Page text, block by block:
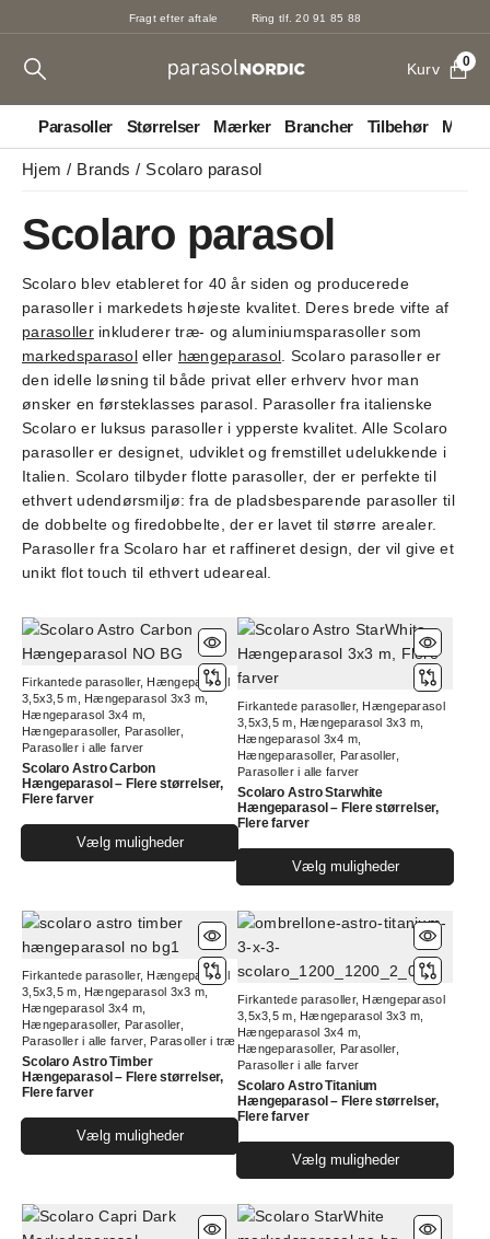
Fragt efter aftale Ring tlf. 20 91 85 88
Kurv 0
Parasoller Størrelser Mærker Brancher Tilbehør
Hjem Brands Scolaro parasol
Scolaro parasol
Scolaro blev etableret for 40 år siden og producerede
parasoller i markedets højeste kvalitet. Deres brede vifte af
parasollerinkluderer træ- og aluminiumsparasoller som
markedsparasoleller hængeparasol . Scolaro parasoller er
den idelle løsning til både privat eller erhverv hvor man
ønsker en førsteklasses parasol. Parasoller fra italienske
Scolaro er luksus parasoller i ypperste kvalitet. Alle Scolaro
parasoller er designet, udviklet og fremstillet udelukkende i
Italien. Scolaro tilbyder flotte parasoller, der er perfekte til
ethvert udendørsmiljø: fra de pladsbesparende parasoller til
de dobbelte og firedobbelte, der er lavet til større arealer.
Parasoller fra Scolaro har et raffineret design, der vil give et
unikt flot touch til ethvert udeareal.
Firkantede parasoller, Hængeparasol
3,5x3,5 m
Hængeparasol 3x3 m
Hængeparasol 3x4 m
Hængeparasoller, Parasoller,
Parasoller i alle farver
Scolaro Astro Carbon
Hængeparasol – Flere størrelser,
Flere farver
Vælg muligheder
har
flere
varianter.
Mulighederne
kan
vælges
på
varesiden
Firkantede parasoller, Hængeparasol
3,5x3,5 m
Hængeparasol 3x3 m
Hængeparasol 3x4 m
Hængeparasoller, Parasoller,
Parasoller i alle farver
Scolaro Astro Starwhite
Hængeparasol – Flere størrelser,
Flere farver
Vælg muligheder
vare
Firkantede parasoller, Hængeparasol
3,5x3,5 m
Hængeparasol 3x3 m
Hængeparasol 3x4 m
Hængeparasoller, Parasoller,
Parasoller i alle farver, Parasoller i træ
Scolaro Astro Timber
Hængeparasol – Flere størrelser,
Flere farver
Vælg muligheder
har
flere
varianter.
Firkantede parasoller, Hængeparasol
3,5x3,5 m
Hængeparasol 3x3 m
Hængeparasol 3x4 m
Hængeparasoller, Parasoller,
Parasoller i alle farver
Scolaro Astro Titanium
Hængeparasol – Flere størrelser,
Flere farver
Vælg muligheder
vare